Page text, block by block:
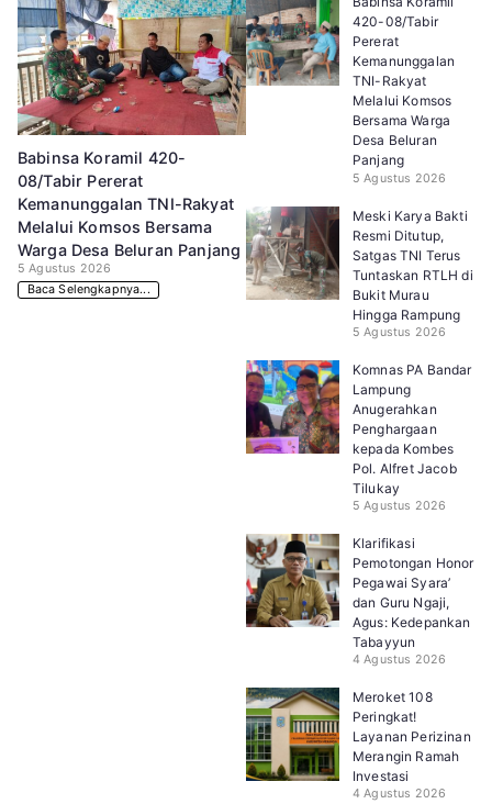
Babinsa Koramil 420-
08/Tabir Pererat
Kemanunggalan TNI-Rakyat
Melalui Komsos Bersama
Warga Desa Beluran Panjang
5 Agustus 2026
Baca Selengkapnya...
420-08/Tabir
Pererat
Kemanunggalan
TNI-Rakyat
Melalui Komsos
Bersama Warga
Desa Beluran
Panjang
5 Agustus 2026
Meski Karya Bakti
Resmi Ditutup,
Satgas TNI Terus
Tuntaskan RTLH di
Bukit Murau
Hingga Rampung
5 Agustus 2026
Komnas PA Bandar
Lampung
Anugerahkan
Penghargaan
kepada Kombes
Pol. Alfret Jacob
Tilukay
5 Agustus 2026
Klarifikasi
Pemotongan Honor
Pegawai Syara’
dan Guru Ngaji,
Agus: Kedepankan
Tabayyun
4 Agustus 2026
Meroket 108
Peringkat!
Layanan Perizinan
Merangin Ramah
Investasi
4 Agustus 2026